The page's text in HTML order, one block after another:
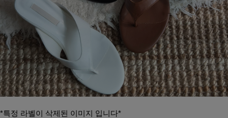
*특정 라벨이 삭제된 이미지 입니다*​